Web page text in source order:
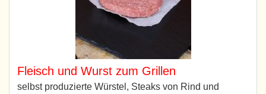
Fleisch und Wurst zum Grillen
selbst produzierte Würstel, Steaks von Rind und